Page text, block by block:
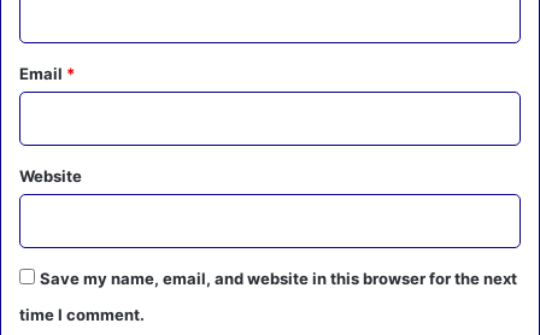
Email *
Website
Save my name, email, and website in this browser for the next
time I comment.